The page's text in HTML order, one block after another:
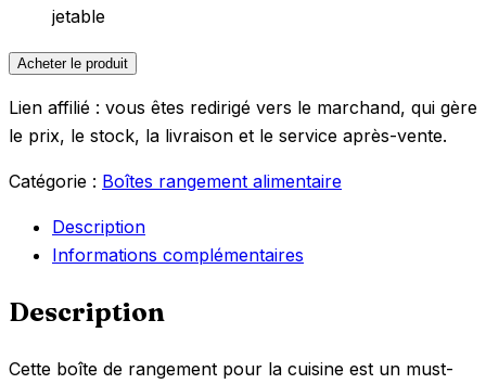
jetable
Acheter le produit
Lien affilié : vous êtes redirigé vers le marchand, qui gère
le prix, le stock, la livraison et le service après-vente.
Catégorie : Boîtes rangement alimentaire
Description
Informations complémentaires
Description
Cette boîte de rangement pour la cuisine est un must-